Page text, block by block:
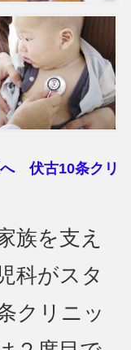
伏古10条クリ
族を支え
科がスタ
クリニッ